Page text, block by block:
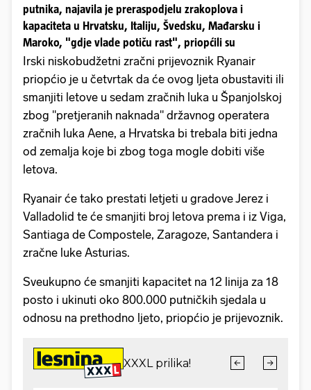
putnika, najavila je preraspodjelu zrakoplova i
kapaciteta u Hrvatsku, Italiju, Švedsku, Mađarsku i
Maroko, "gdje vlade potiču rast", priopćili su
Irski niskobudžetni zračni prijevoznik Ryanair
priopćio je u četvrtak da će ovog ljeta obustaviti ili
smanjiti letove u sedam zračnih luka u Španjolskoj
zbog "pretjeranih naknada" državnog operatera
zračnih luka Aene, a Hrvatska bi trebala biti jedna
od zemalja koje bi zbog toga mogle dobiti više
letova.
Ryanair će tako prestati letjeti u gradove Jerez i
Valladolid te će smanjiti broj letova prema i iz Viga,
Santiaga de Compostele, Zaragoze, Santandera i
zračne luke Asturias.
Sveukupno će smanjiti kapacitet na 12 linija za 18
posto i ukinuti oko 800.000 putničkih sjedala u
odnosu na prethodno ljeto, priopćio je prijevoznik.